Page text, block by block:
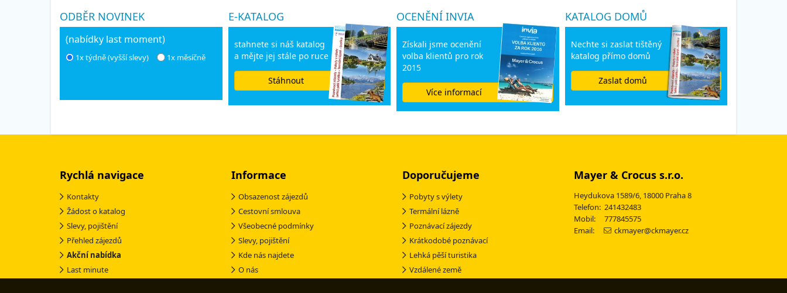
ODBĚR NOVINEK
(nabídky last moment)
1x týdně (vyšší slevy) 1x měsíčně
E-KATALOG
stahnete si náš katalog
a mějte jej stále po ruce
Stáhnout
OCENĚNÍ INVIA
Získali jsme ocenění
volba klientů pro rok
2015
Více informací
KATALOG DOMŮ
Nechte si zaslat tištěný
katalog přímo domů
Zaslat domů
Rychlá navigace
Kontakty
Žádost o katalog
Slevy, pojištění
Přehled zájezdů
Akční nabídka
Last minute
Informace
Obsazenost zájezdů
Cestovní smlouva
Všeobecné podmínky
Slevy, pojištění
Kde nás najdete
O nás
Doporučujeme
Pobyty s výlety
Termální lázně
Poznávací zájezdy
Krátkodobé poznávací
Lehká pěší turistika
Vzdálené země
Mayer & Crocus s.r.o.
Heydukova 1589/6, 18000 Praha 8
Telefon: 241432483
Mobil: 777845575
Email:
ckmayer@ckmayer.cz